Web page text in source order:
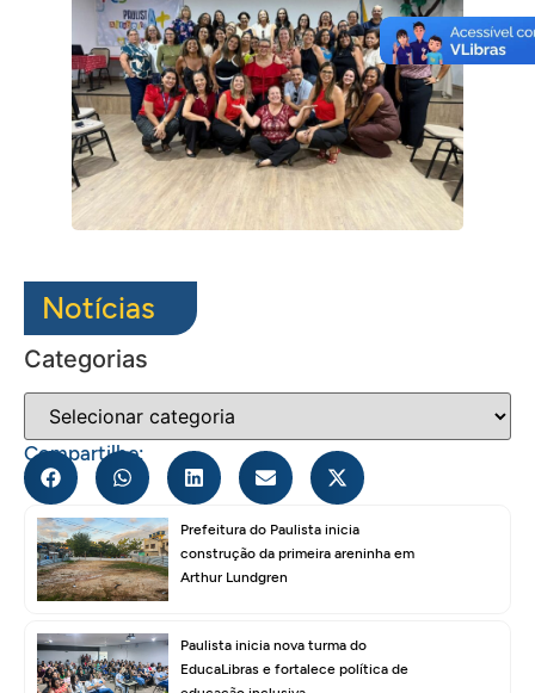
Notícias
Categorias
Compartilhe:
Prefeitura do Paulista inicia
construção da primeira areninha em
Arthur Lundgren
Paulista inicia nova turma do
EducaLibras e fortalece política de